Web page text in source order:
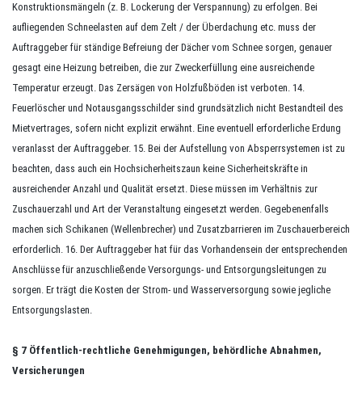
Konstruktionsmängeln (z. B. Lockerung der Verspannung) zu erfolgen. Bei
aufliegenden Schneelasten auf dem Zelt / der Überdachung etc. muss der
Auftraggeber für ständige Befreiung der Dächer vom Schnee sorgen, genauer
gesagt eine Heizung betreiben, die zur Zweckerfüllung eine ausreichende
Temperatur erzeugt. Das Zersägen von Holzfußböden ist verboten. 14.
Feuerlöscher und Notausgangsschilder sind grundsätzlich nicht Bestandteil des
Mietvertrages, sofern nicht explizit erwähnt. Eine eventuell erforderliche Erdung
veranlasst der Auftraggeber. 15. Bei der Aufstellung von Absperrsystemen ist zu
beachten, dass auch ein Hochsicherheitszaun keine Sicherheitskräfte in
ausreichender Anzahl und Qualität ersetzt. Diese müssen im Verhältnis zur
Zuschauerzahl und Art der Veranstaltung eingesetzt werden. Gegebenenfalls
machen sich Schikanen (Wellenbrecher) und Zusatzbarrieren im Zuschauerbereich
erforderlich. 16. Der Auftraggeber hat für das Vorhandensein der entsprechenden
Anschlüsse für anzuschließende Versorgungs- und Entsorgungsleitungen zu
sorgen. Er trägt die Kosten der Strom- und Wasserversorgung sowie jegliche
Entsorgungslasten.
§ 7 Öffentlich-rechtliche Genehmigungen, behördliche Abnahmen,
Versicherungen